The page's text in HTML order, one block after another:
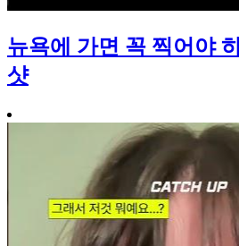
뉴욕에 가면 꼭 찍어야
샷